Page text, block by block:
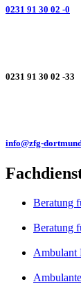
0231 91 30 02 -0
0231 91 30 02 -33
info@zfg-
Beratung
Beratung
Ambulant